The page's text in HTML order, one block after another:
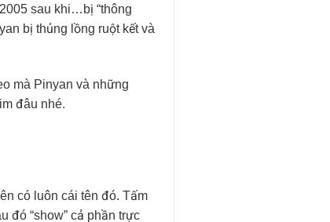
sau khi…bị “thông
bị thủng lồng ruột kết và
mà Pinyan và những
đâu nhé.
có luôn cái tên đó. Tấm
đó “show” cả phần trực